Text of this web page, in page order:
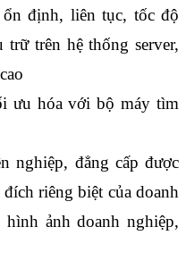
định, liên tục, tốc độ
trên hệ thống server,
ưu hóa với bộ máy tìm
nghiệp, đẳng cấp được
riêng biệt của doanh
ảnh doanh nghiệp,